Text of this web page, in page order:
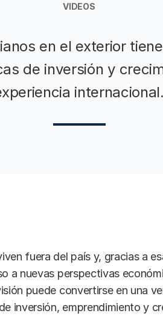
VIDEOS
en el exterior
de inversión y
internacional.
fuera del país y, gracias a
a nuevas perspectivas
puede convertirse en una
inversión, emprendimiento y